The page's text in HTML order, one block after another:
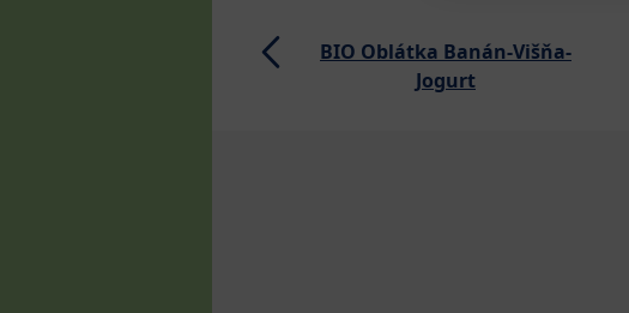
BIO Oblátka Banán-Višňa-
Jogurt